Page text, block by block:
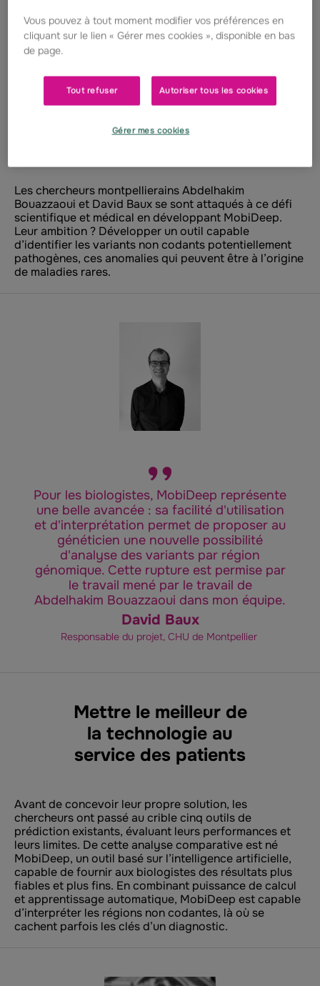
Plongée dans l’ADN
invisible : quand
artificielle contribue
à accélérer le
maladies rares
Les chercheurs montpellierains Abdelhakim
Bouazzaoui et David Baux se sont attaqués à ce défi
scientifique et médical en développant MobiDeep.
Leur ambition ? Développer un outil capable
d’identifier les variants non codants potentiellement
pathogènes, ces anomalies qui peuvent être à l’origine
de maladies rares.
Pour les biologistes, MobiDeep représente
une belle avancée : sa facilité d'utilisation
et d'interprétation permet de proposer au
généticien une nouvelle possibilité
d'analyse des variants par région
génomique. Cette rupture est permise par
le travail mené par le travail de
Abdelhakim Bouazzaoui dans mon équipe.
David Baux
Responsable du projet, CHU de Montpellier
Mettre le meilleur de
la technologie au
service des patients
Avant de concevoir leur propre solution, les
chercheurs ont passé au crible cinq outils de
prédiction existants, évaluant leurs performances et
leurs limites. De cette analyse comparative est né
MobiDeep, un outil basé sur l’intelligence artificielle,
capable de fournir aux biologistes des résultats plus
fiables et plus fins. En combinant puissance de calcul
et apprentissage automatique, MobiDeep est capable
d’interpréter les régions non codantes, là où se
cachent parfois les clés d’un diagnostic.
Vous pouvez à tout moment modifier vos préférences en
cliquant sur le lien « Gérer mes cookies », disponible en bas
de page.
Tout refuser Autoriser tous les cookies
Gérer mes cookies